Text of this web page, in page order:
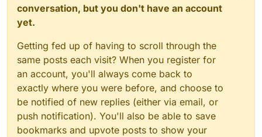
conversation, but you don't have an account
yet.
Getting fed up of having to scroll through the
same posts each visit? When you register for
an account, you'll always come back to
exactly where you were before, and choose to
be notified of new replies (either via email, or
push notification). You'll also be able to save
bookmarks and upvote posts to show your